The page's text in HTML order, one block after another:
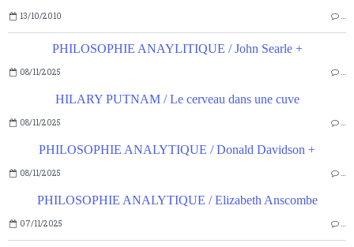
13/10/2010 …
PHILOSOPHIE ANAYLITIQUE / John Searle +
08/11/2025 …
HILARY PUTNAM / Le cerveau dans une cuve
08/11/2025 …
PHILOSOPHIE ANALYTIQUE / Donald Davidson +
08/11/2025 …
PHILOSOPHIE ANALYTIQUE / Elizabeth Anscombe
07/11/2025 …